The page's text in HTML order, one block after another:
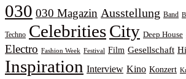
030 030 Magazin Ausstellung Band
Techno CelebritiesCity Deep House
Electro Fashion Week Festival Film Gesellschaft
Inspiration Interview Kino Konzert